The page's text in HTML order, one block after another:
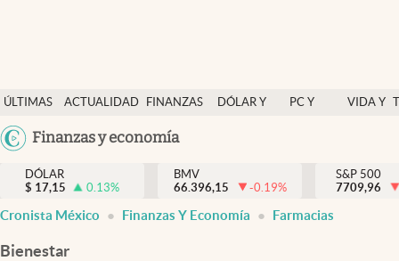
ÚLTIMAS
NOTICIAS
ACTUALIDAD
FINANZAS
DÓLAR Y
PC Y
VIDA Y
México
Finanzas y economía
Actualidad
Finanzas y economía
Dólar y mercados
DÓLAR
$ 17,15 0.13%
BMV
66.396,15
-0.19%
S&P 500
7709,96
Cronista México Finanzas Y Economía Farmacias
Bienestar